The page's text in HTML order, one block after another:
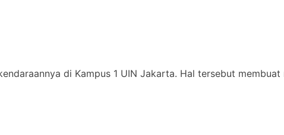
di Kampus 1 UIN Jakarta. Hal tersebut membuat